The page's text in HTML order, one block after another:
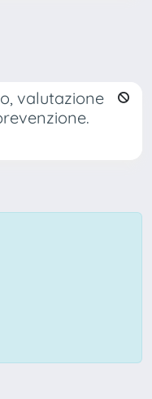
valutazione